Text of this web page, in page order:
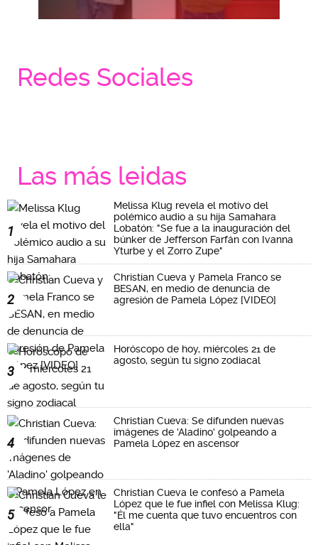
Redes Sociales
Las más leidas
1
Melissa Klug revela el motivo del
polémico audio a su hija Samahara
Lobatón: "Se fue a la inauguración del
búnker de Jefferson Farfán con Ivanna
Yturbe y el Zorro Zupe"
2
Christian Cueva y Pamela Franco se
BESAN, en medio de denuncia de
agresión de Pamela López [VIDEO]
3
Horóscopo de hoy, miércoles 21 de
agosto, según tu signo zodiacal
4
Christian Cueva: Se difunden nuevas
imágenes de 'Aladino' golpeando a
Pamela López en ascensor
5
Christian Cueva le confesó a Pamela
López que le fue infiel con Melissa Klug:
"Él me cuenta que tuvo encuentros con
ella"